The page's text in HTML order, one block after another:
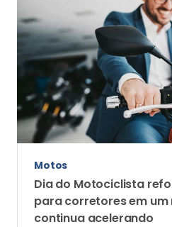
Motos
Dia do Motociclista
para corretores em
continua acelerando